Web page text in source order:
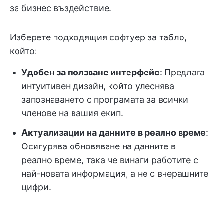
за бизнес въздействие.
Изберете подходящия софтуер за табло,
който:
Удобен за ползване интерфейс: Предлага
интуитивен дизайн, който улеснява
запознаването с програмата за всички
членове на вашия екип.
Актуализации на данните в реално време:
Осигурява обновяване на данните в
реално време, така че винаги работите с
най-новата информация, а не с вчерашните
цифри.